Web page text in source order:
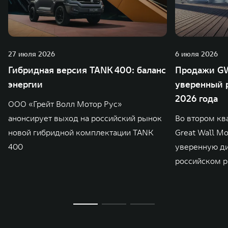
27 июля 2026
Гибридная версия TANK 400: баланс
энергии
ООО «Грейт Волл Мотор Рус»
анонсирует выход на российский рынок
новой гибридной комплектации TANK
400
6 июля 2026
Продажи
уверенный
2026 года
Во втором
Great Wall
уверенную
российском